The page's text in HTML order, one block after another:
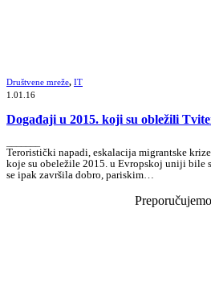
Društvene mreže, IT
1.01.16
Događaji u 2015. koji su obležili
Teroristički napadi, eskalacija migrantske
koje su obeležile 2015. u Evropskoj uniji bile
se ipak završila dobro, pariskim…